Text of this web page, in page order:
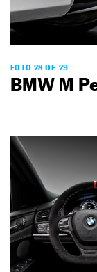
FOTO 28 DE 29
BMW M